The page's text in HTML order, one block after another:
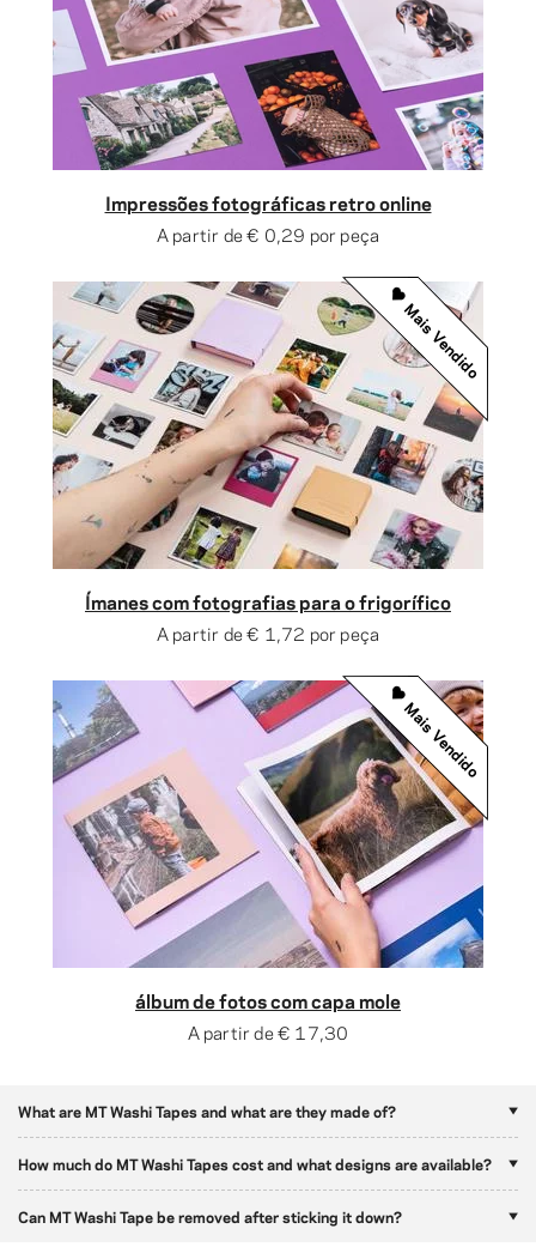
Impressões fotográficas retro online
A partir de€ 0,29 por peça
Ímanes com fotografias para o frigorífico
A partir de€ 1,72 por peça
Mais Vendido
álbum de fotos com capa mole
A partir de€ 17,30
Mais Vendido
What are MT Washi Tapes and what are they made of?
How much do MT Washi Tapes cost and what designs are available?
Can MT Washi Tape be removed after sticking it down?